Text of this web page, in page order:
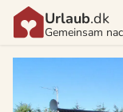
Urlaub.dk
Gemeinsam